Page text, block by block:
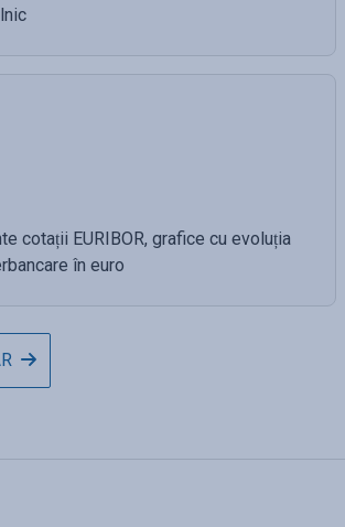
cotații EURIBOR, grafice cu evoluția
în euro